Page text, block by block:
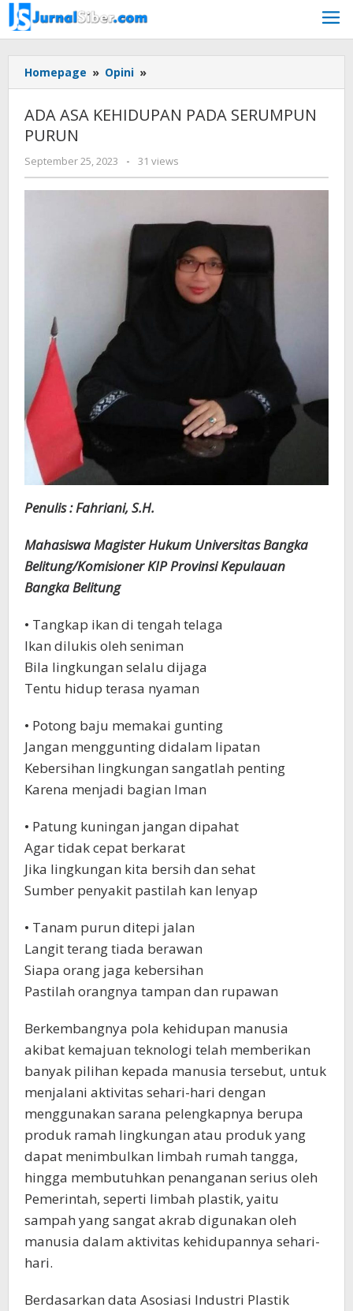
Skip
to
content
Homepage » Opini »
ASA
PADA
PURUN
ADA ASA KEHIDUPAN PADA SERUMPUN
PURUN
September 25, 2023
by
Jurnalsiber
- 31 views
Penulis : Fahriani, S.H.
Mahasiswa Magister Hukum Universitas Bangka
Belitung/Komisioner KIP Provinsi Kepulauan
Bangka Belitung
• Tangkap ikan di tengah telaga
Ikan dilukis oleh seniman
Bila lingkungan selalu dijaga
Tentu hidup terasa nyaman
• Potong baju memakai gunting
Jangan menggunting didalam lipatan
Kebersihan lingkungan sangatlah penting
Karena menjadi bagian Iman
• Patung kuningan jangan dipahat
Agar tidak cepat berkarat
Jika lingkungan kita bersih dan sehat
Sumber penyakit pastilah kan lenyap
• Tanam purun ditepi jalan
Langit terang tiada berawan
Siapa orang jaga kebersihan
Pastilah orangnya tampan dan rupawan
​Berkembangnya pola kehidupan manusia
akibat kemajuan teknologi telah memberikan
banyak pilihan kepada manusia tersebut, untuk
menjalani aktivitas sehari-hari dengan
menggunakan sarana pelengkapnya berupa
produk ramah lingkungan atau produk yang
dapat menimbulkan limbah rumah tangga,
hingga membutuhkan penanganan serius oleh
Pemerintah, seperti limbah plastik, yaitu
sampah yang sangat akrab digunakan oleh
manusia dalam aktivitas kehidupannya sehari-
hari.
​Berdasarkan data Asosiasi Industri Plastik